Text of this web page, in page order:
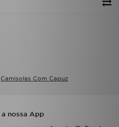
Camisolas Com Capuz
nossa App